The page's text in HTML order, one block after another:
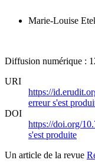
Marie-Louise
Diffusion numérique :
URI
https://
erreur s'est
DOI
https://doi.org/
s'est produite
Un article de la revue